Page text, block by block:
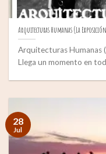
Arquitecturas Humanas (La
Arquitecturas Humanas
Llega un momento en
28
Jul